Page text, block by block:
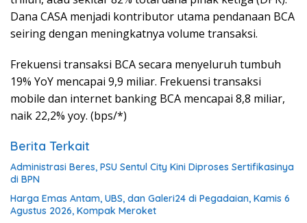
Dana CASA menjadi kontributor utama pendanaan BCA
seiring dengan meningkatnya volume transaksi.
Frekuensi transaksi BCA secara menyeluruh tumbuh
19% YoY mencapai 9,9 miliar. Frekuensi transaksi
mobile dan internet banking BCA mencapai 8,8 miliar,
naik 22,2% yoy. (bps/*)
Berita Terkait
Administrasi Beres, PSU Sentul City Kini Diproses Sertifikasinya
di BPN
Harga Emas Antam, UBS, dan Galeri24 di Pegadaian, Kamis 6
Agustus 2026, Kompak Meroket